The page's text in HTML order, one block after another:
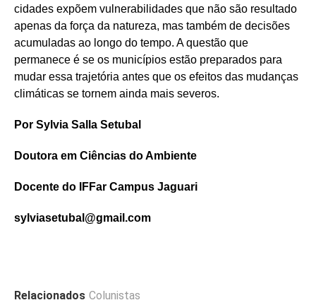
cidades expõem vulnerabilidades que não são resultado
apenas da força da natureza, mas também de decisões
acumuladas ao longo do tempo. A questão que
permanece é se os municípios estão preparados para
mudar essa trajetória antes que os efeitos das mudanças
climáticas se tornem ainda mais severos.
Por Sylvia Salla Setubal
Doutora em Ciências do Ambiente
Docente do IFFar Campus Jaguari
sylviasetubal@gmail.com
Relacionados Colunistas